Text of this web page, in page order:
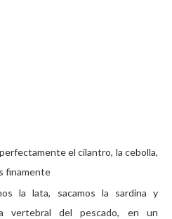
el cilantro, la cebolla,
finamente
la lata, sacamos la sardina y
vertebral del pescado, en un